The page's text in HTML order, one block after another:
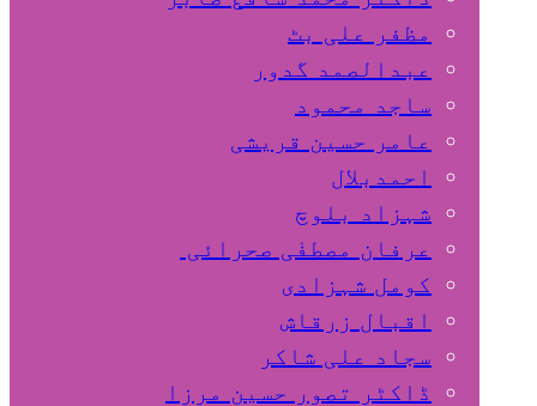
مظفر علی بٹ
عبدالصمد گدور
ساجد محمود
عامر حسین قریشی
اﺣﻤﺪﺑﻼل
شہزاد بلوچ
عرفان مصطفٰی صحرائی
کومل شہزادی
اقبال زرقاش
سجاد علی شاکر
ڈاکٹر تصور حسین مرزا